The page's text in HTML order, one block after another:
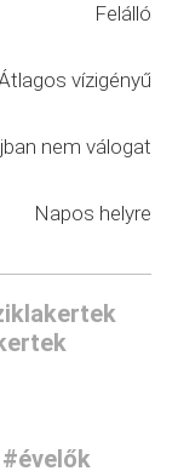
Felálló
vízigényű
nem válogat
Napos helyre
#évelők